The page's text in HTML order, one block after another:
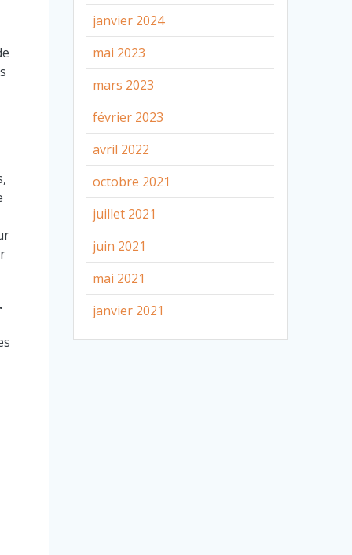
janvier 2024
mai 2023
mars 2023
février 2023
avril 2022
octobre 2021
juillet 2021
juin 2021
mai 2021
janvier 2021